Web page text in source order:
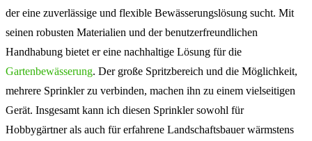
der eine zuverlässige und flexible Bewässerungslösung sucht. Mit
seinen robusten Materialien und der benutzerfreundlichen
Handhabung bietet er eine nachhaltige Lösung für die
Gartenbewässerung. Der große Spritzbereich und die Möglichkeit,
mehrere Sprinkler zu verbinden, machen ihn zu einem vielseitigen
Gerät. Insgesamt kann ich diesen Sprinkler sowohl für
Hobbygärtner als auch für erfahrene Landschaftsbauer wärmstens